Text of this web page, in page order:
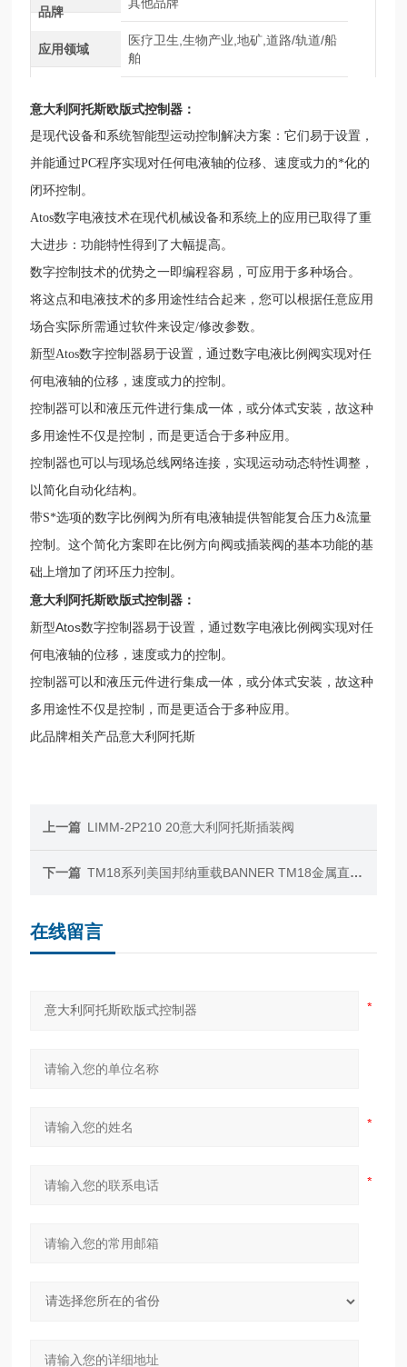
品牌
应用领域
医疗卫生,生物产业,地矿,道路/轨道/船
舶
意大利阿托斯欧版式控制器 ：
是现代设备和系统智能型运动控制解决方案：它们易于设置，
并能通过PC程序实现对任何电液轴的位移、速度或力的*化的
闭环控制。
Atos数字电液技术在现代机械设备和系统上的应用已取得了重
大进步：功能特性得到了大幅提高。
数字控制技术的优势之一即编程容易，可应用于多种场合。
将这点和电液技术的多用途性结合起来，您可以根据任意应用
场合实际所需通过软件来设定/修改参数。
新型Atos数字控制器易于设置，通过数字电液比例阀实现对任
何电液轴的位移，速度或力的控制。
控制器可以和液压元件进行集成一体，或分体式安装，故这种
多用途性不仅是控制，而是更适合于多种应用。
控制器也可以与现场总线网络连接，实现运动动态特性调整，
以简化自动化结构。
带S*选项的数字比例阀为所有电液轴提供智能复合压力&流量
控制。这个简化方案即在比例方向阀或插装阀的基本功能的基
础上增加了闭环压力控制。
意大利阿托斯欧版式控制器 ：
新型Atos数字控制器易于设置，通过数字电液比例阀实现对任
何电液轴的位移，速度或力的控制。
控制器可以和液压元件进行集成一体，或分体式安装，故这种
多用途性不仅是控制，而是更适合于多种应用。
此品牌相关产品意大利阿托斯
上一篇 LIMM-2P210 20意大利阿托斯插装阀
下一篇 TM18系列美国邦纳重载BANNER TM18金属直角传感器
在线留言